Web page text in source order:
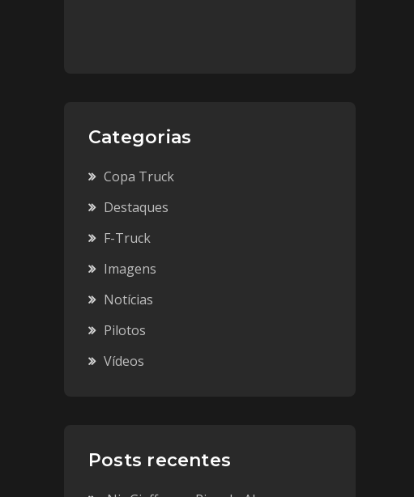
Categorias
Copa Truck
Destaques
F-Truck
Imagens
Notícias
Pilotos
Vídeos
Posts recentes